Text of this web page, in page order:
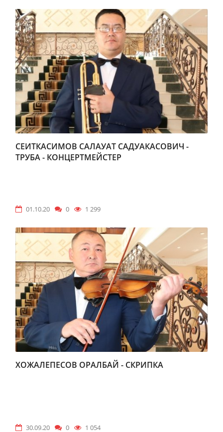
СЕИТКАСИМОВ САЛАУАТ САДУАКАСОВИЧ -
ТРУБА - КОНЦЕРТМЕЙСТЕР
01.10.20 0 1 299
ХОЖАЛЕПЕСОВ ОРАЛБАЙ - СКРИПКА
30.09.20 0 1 054